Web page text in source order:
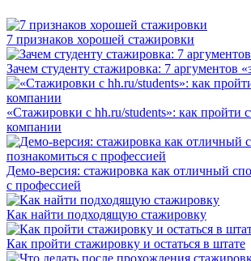
7 признаков хорошей стажировки
Зачем студенту стажировка: 7 аргументов
«Стажировки с hh.ru/students»: как пройти
компании
Демо-версия: стажировка как отличный
с профессией
Как найти подходящую стажировку
Как пройти стажировку и остаться в штате